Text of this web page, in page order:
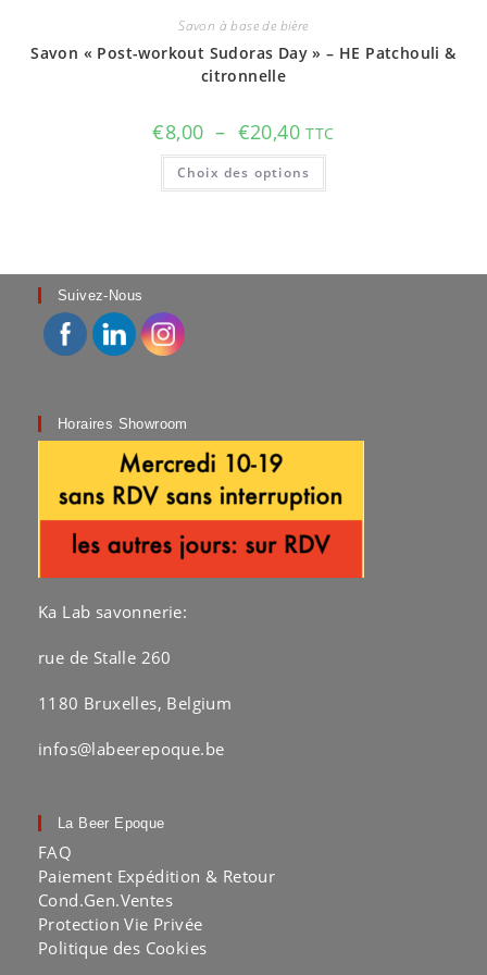
Savon à base de bière
Savon « Post-workout Sudoras Day » – HE Patchouli &
citronnelle
€8,00 – €20,40Plage
de
prix :
€8,00
à
TTC
Choix des options
Ce
a
Suivez-Nous
Horaires Showroom
Ka Lab savonnerie:
rue de Stalle 260
1180 Bruxelles, Belgium
infos@labeerepoque.be
La Beer Epoque
FAQ
Paiement Expédition & Retour
Cond.Gen.Ventes
Protection Vie Privée
Politique des Cookies